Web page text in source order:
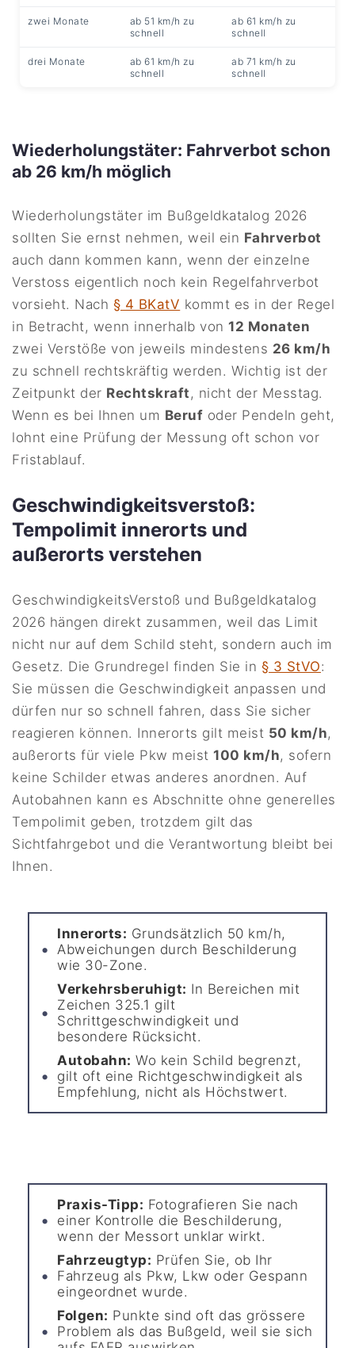
zwei Monate
ab 51 km/h zu
schnell
ab 61 km/h zu
schnell
drei Monate
ab 61 km/h zu
schnell
ab 71 km/h zu
schnell
Wiederholungstäter: Fahrverbot schon
ab 26 km/h möglich
Wiederholungstäter im Bußgeldkatalog 2026
sollten Sie ernst nehmen, weil ein Fahrverbot
auch dann kommen kann, wenn der einzelne
Verstoss eigentlich noch kein Regelfahrverbot
vorsieht. Nach § 4 BKatV kommt es in der Regel
in Betracht, wenn innerhalb von12 Monaten
zwei Verstöße von jeweils mindestens 26 km/h
zu schnell rechtskräftig werden. Wichtig ist der
Zeitpunkt der Rechtskraft, nicht der Messtag.
Wenn es bei Ihnen um Beruf oder Pendeln geht,
lohnt eine Prüfung der Messung oft schon vor
Fristablauf.
Geschwindigkeitsverstoß:
Tempolimit innerorts und
außerorts verstehen
GeschwindigkeitsVerstoß und Bußgeldkatalog
2026 hängen direkt zusammen, weil das Limit
nicht nur auf dem Schild steht, sondern auch im
Gesetz. Die Grundregel finden Sie in § 3 StVO:
Sie müssen die Geschwindigkeit anpassen und
dürfen nur so schnell fahren, dass Sie sicher
reagieren können. Innerorts gilt meist 50 km/h,
außerorts für viele Pkw meist100 km/h, sofern
keine Schilder etwas anderes anordnen. Auf
Autobahnen kann es Abschnitte ohne generelles
Tempolimit geben, trotzdem gilt das
Sichtfahrgebot und die Verantwortung bleibt bei
Ihnen.
Innerorts: Grundsätzlich 50 km/h,
Abweichungen durch Beschilderung
wie 30-Zone.
Verkehrsberuhigt: In Bereichen mit
Zeichen 325.1 gilt
Schrittgeschwindigkeit und
besondere Rücksicht.
Autobahn: Wo kein Schild begrenzt,
gilt oft eine Richtgeschwindigkeit als
Empfehlung, nicht als Höchstwert.
Praxis-Tipp: Fotografieren Sie nach
einer Kontrolle die Beschilderung,
wenn der Messort unklar wirkt.
Fahrzeugtyp: Prüfen Sie, ob Ihr
Fahrzeug als Pkw, Lkw oder Gespann
eingeordnet wurde.
Folgen: Punkte sind oft das grössere
Problem als das Bußgeld, weil sie sich